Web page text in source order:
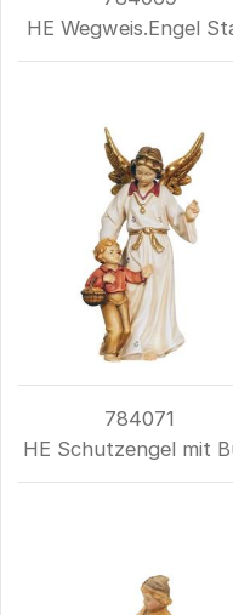
HE Wegweis.Engel
784071
HE Schutzengel mit